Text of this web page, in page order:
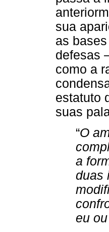
sua
as
defesas
como a
estatuto
suas
“O
a
duas
eu